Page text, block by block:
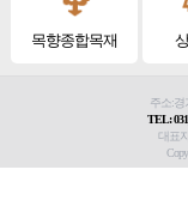
목향종합목재
주소:경
TEL:
대표